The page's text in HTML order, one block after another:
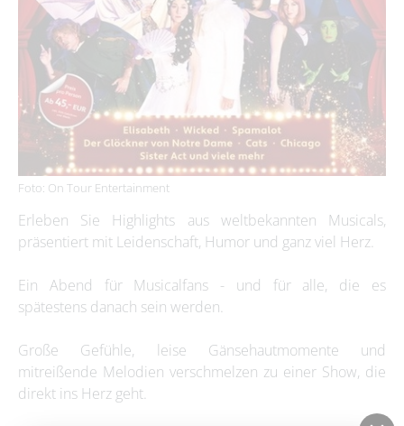
Foto: On Tour Entertainment
Erleben Sie Highlights aus weltbekannten Musicals,
präsentiert mit Leidenschaft, Humor und ganz viel Herz.
Ein Abend für Musicalfans - und für alle, die es
spätestens danach sein werden.
Große Gefühle, leise Gänsehautmomente und
mitreißende Melodien verschmelzen zu einer Show, die
direkt ins Herz geht.